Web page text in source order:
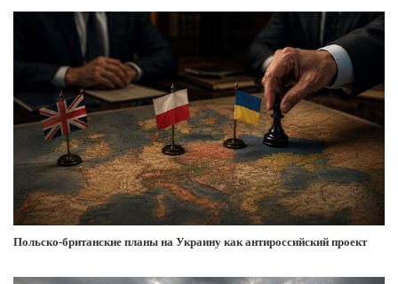
Польско-британские планы на Украину как антироссийский проект